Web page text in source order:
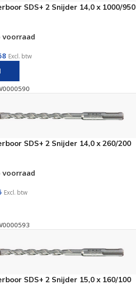
SDS+ 2 Snijder 14,0 x 1000/950
voorraad
Excl. btw
AAN WINKELWAGEN
SDS+ 2 Snijder 14,0 x 260/200
voorraad
Excl. btw
SDS+ 2 Snijder 15,0 x 160/100